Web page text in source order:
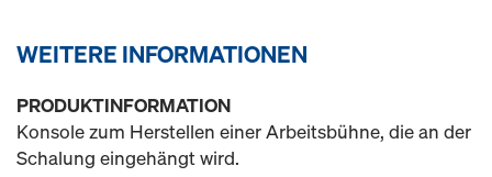
WEITERE INFORMATIONEN
PRODUKTINFORMATION
Konsole zum Herstellen einer Arbeitsbühne, die an der
Schalung eingehängt wird.